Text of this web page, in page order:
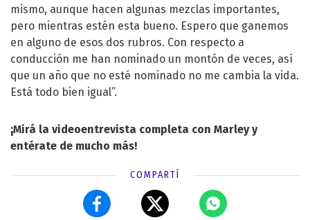
mismo, aunque hacen algunas mezclas importantes,
pero mientras estén esta bueno. Espero que ganemos
en alguno de esos dos rubros. Con respecto a
conducción me han nominado un montón de veces, así
que un año que no esté nominado no me cambia la vida.
Está todo bien igual”.
¡Mirá la videoentrevista completa con Marley y
entérate de mucho más!
COMPARTÍ